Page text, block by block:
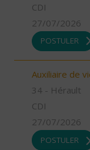
CDI
27/07/2026
POSTULER
Auxiliaire de
34 - Hérault
CDI
27/07/2026
POSTULER